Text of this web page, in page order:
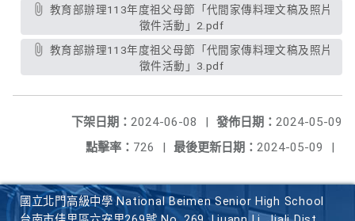
徵件活動」2.pdf
徵件活動」3.pdf
發佈日期： 2024-05-09
下架日期： 2024-06-08
|
最後更新日期： 2024-05-09 |
點擊率： 726 |
國立北門高級中學 National Beimen Senior High School